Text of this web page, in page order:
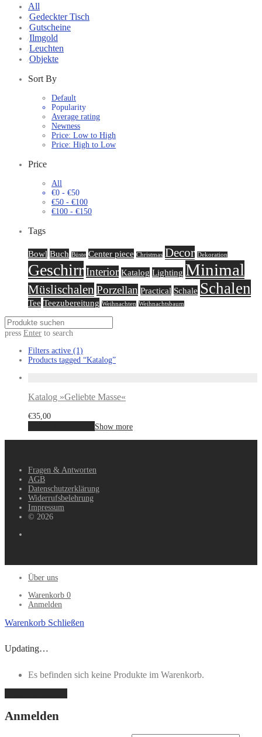
All
⁄Gedeckter Tisch
⁄Gutscheine
⁄Ilmgold
⁄Leuchten
⁄Objekte
Sort By
Default
Popularity
Average rating
Newness
Price: Low to High
Price: High to Low
Price
All
€0 - €50
€50 - €100
€100 - €150
Tags
Bowl Buch Büste Center piece Christmas Decor Dekoration
GeschirrInterior Katalog Lighting Minimal
Müslischalen Porzellan Practical Schale Schalen
Tee Teezubereitung Weihnachten Weihnachtsbaum
press Enter to search
Filters active (1)
Products tagged “Katalog”
Katalog »Geliebte Masse«
€35,00
Show more
Fragen & Antworten
AGB
Datenschutzerklärung
Widerrufsbelehrung
Impressum
© 2026
Über uns
Warenkorb 0
Anmelden
Warenkorb Schließen
Updating…
Es befinden sich keine Produkte im Warenkorb.
Anmelden